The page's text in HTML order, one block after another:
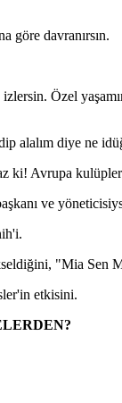
göre davranırsın.
izlersin. Özel
alalım diye ne
ki! Avrupa
ve
"Mia Sen
etkisini.